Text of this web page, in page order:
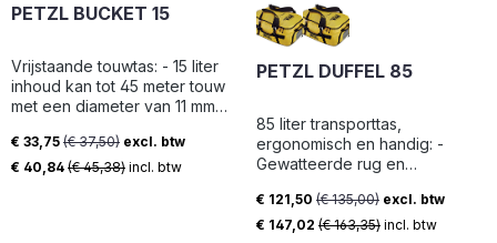
balans te houden - Elke
materiaallus kan tot 25 kg
dragen - Bekleding kan
worden vervangen en metalen
accessoire)
PETZL BUCKET 15
Vrijstaande touwtas: - 15 liter
inhoud kan tot 45 meter touw
met een diameter van 11 mm
maken het mogelijk om de
twee touwuiteinden te
Verkoopprijs:
€ 33,75 (€ 37,50) excl. btw
€ 40,84 (€ 45,38) incl. btw
PETZL DUFFEL 85
85 liter transporttas,
ergonomisch en handig: -
Gewatteerde rug en
comfortabel dragen - Twee
draagopties: als rugzak of
Verkoopprijs:
€ 121,50 (€ 135,00) excl. btw
€ 147,02 (€ 163,35) incl. btw